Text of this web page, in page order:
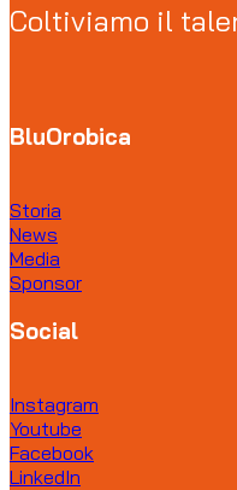
Coltiviamo il
BluOrobica
Storia
News
Media
Sponsor
Social
Instagram
Youtube
Facebook
LinkedIn